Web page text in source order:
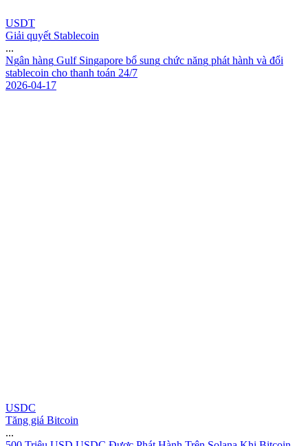
USDT
Giải quyết Stablecoin
...
Ngân hàng Gulf Singapore bổ sung chức năng phát hành và đổi
stablecoin cho thanh toán 24/7
2026-04-17
USDC
Tăng giá Bitcoin
...